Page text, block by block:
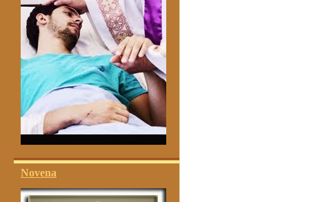
Novena